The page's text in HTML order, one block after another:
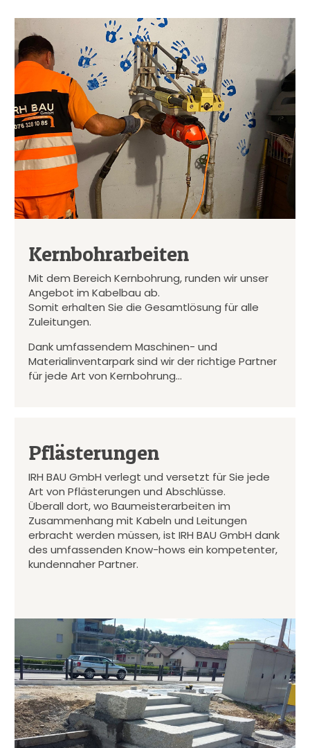
Kernbohrarbeiten
Mit dem Bereich Kernbohrung, runden wir unser
Angebot im Kabelbau ab.
Somit erhalten Sie die Gesamtlösung für alle
Zuleitungen.
Dank umfassendem Maschinen- und
Materialinventarpark sind wir der richtige Partner
für jede Art von Kernbohrung…
Pflästerungen
IRH BAU GmbH verlegt und versetzt für Sie jede
Art von Pflästerungen und Abschlüsse.
Überall dort, wo Baumeisterarbeiten im
Zusammenhang mit Kabeln und Leitungen
erbracht werden müssen, ist IRH BAU GmbH dank
des umfassenden Know-hows ein kompetenter,
kundennaher Partner.